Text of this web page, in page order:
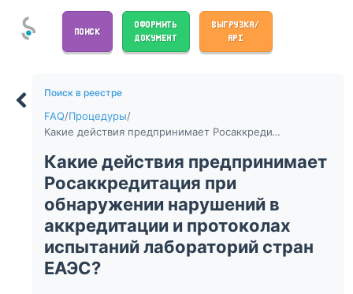
ПОИСК
ОФОРМИТЬ
ДОКУМЕНТ
ВЫГРУЗКА/
API
Поиск в реестре
FAQ/Процедуры/
Какие действия предпринимает Росаккредитация при обнаружении нарушений в аккредитации и протоколах испытаний лабораторий стран ЕАЭС?
Какие действия предпринимает
Росаккредитация при
обнаружении нарушений в
аккредитации и протоколах
испытаний лабораторий стран
ЕАЭС?